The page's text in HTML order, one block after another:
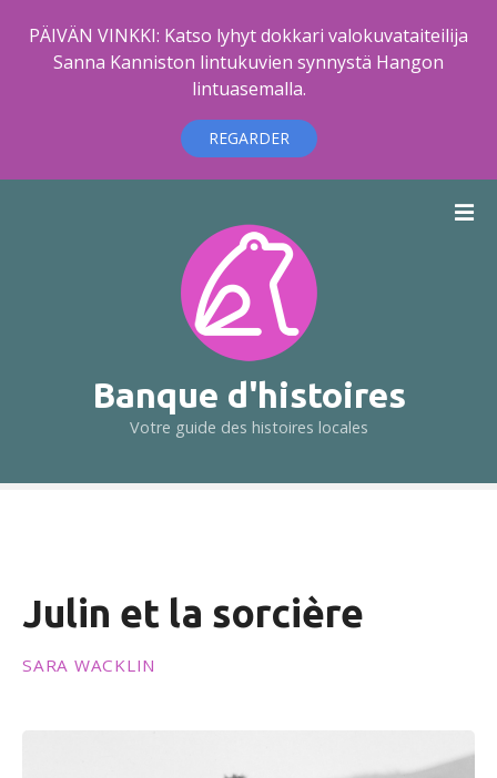
PÄIVÄN VINKKI: Katso lyhyt dokkari valokuvataiteilija
Sanna Kanniston lintukuvien synnystä Hangon
lintuasemalla.
REGARDER
e
Banque d'histoires
Votre guide des histoires locales
Julin et la sorcière
SARA WACKLIN